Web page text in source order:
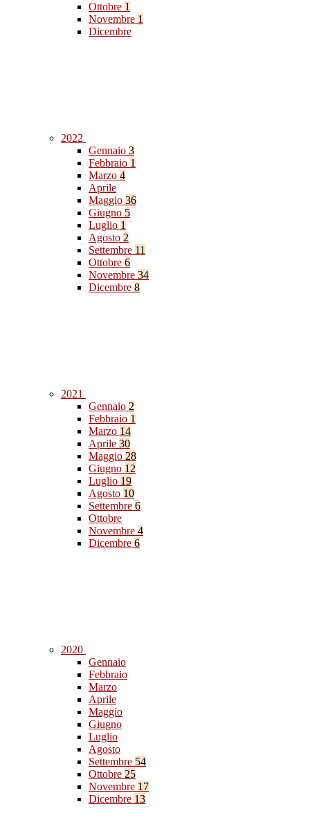
Ottobre 1
Novembre 1
Dicembre
2022
Gennaio 3
Febbraio 1
Marzo 4
Aprile
Maggio 36
Giugno 5
Luglio 1
Agosto 2
Settembre 11
Ottobre 6
Novembre 34
Dicembre 8
2021
Gennaio 2
Febbraio 1
Marzo 14
Aprile 30
Maggio 28
Giugno 12
Luglio 19
Agosto 10
Settembre 6
Ottobre
Novembre 4
Dicembre 6
2020
Gennaio
Febbraio
Marzo
Aprile
Maggio
Giugno
Luglio
Agosto
Settembre 54
Ottobre 25
Novembre 17
Dicembre 13